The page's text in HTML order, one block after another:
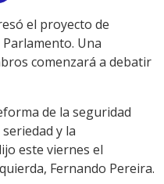
Link
el proyecto de
Una
comenzará a debatir
de la seguridad
y la
este viernes el
Fernando Pereira.